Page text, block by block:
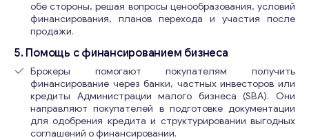
обе стороны, решая вопросы ценообразования, условий
финансирования, планов перехода и участия после
продажи.
5. Помощь с финансированием бизнеса
Брокеры помогают покупателям получить
финансирование через банки, частных инвесторов или
кредиты Администрации малого бизнеса (SBA). Они
направляют покупателей в подготовке документации
для одобрения кредита и структурировании выгодных
соглашений о финансировании.